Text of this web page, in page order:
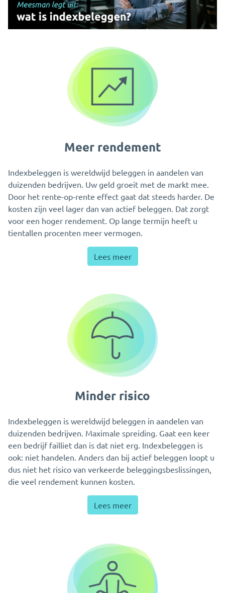
Meer rendement
Indexbeleggen is wereldwijd beleggen in aandelen van
duizenden bedrijven. Uw geld groeit met de markt mee.
Door het rente-op-rente effect gaat dat steeds harder. De
kosten zijn veel lager dan van actief beleggen. Dat zorgt
voor een hoger rendement. Op lange termijn heeft u
tientallen procenten meer vermogen.
Lees meer
Minder risico
Indexbeleggen is wereldwijd beleggen in aandelen van
duizenden bedrijven. Maximale spreiding. Gaat een keer
een bedrijf failliet dan is dat niet erg. Indexbeleggen is
ook: niet handelen. Anders dan bij actief beleggen loopt u
dus niet het risico van verkeerde beleggingsbeslissingen,
die veel rendement kunnen kosten.
Lees meer